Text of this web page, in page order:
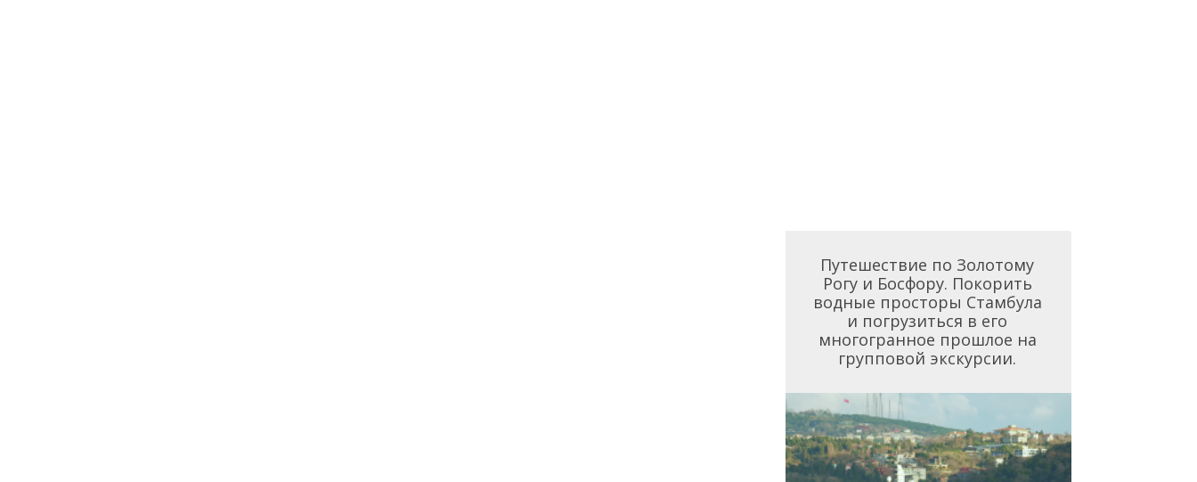
Путешествие по Золотому
Рогу и Босфору. Покорить
водные просторы Стамбула
и погрузиться в его
многогранное прошлое на
групповой экскурсии.